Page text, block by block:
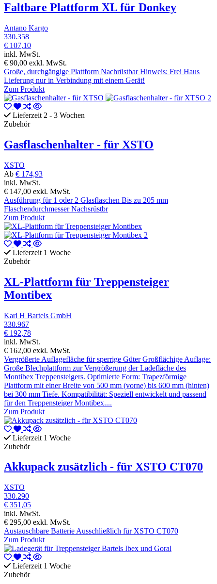
Faltbare Plattform XL für Donkey
Antano Kargo
330.358
€ 107,10
inkl. MwSt.
€ 90,00 exkl. MwSt.
Große, durchgängige Plattform Nachrüstbar Hinweis: Frei Haus
Lieferung nur in Verbindung mit einem Gerät!
Zum Produkt
Lieferzeit 2 - 3 Wochen
Zubehör
Gasflaschenhalter - für XSTO
XSTO
Ab € 174,93
inkl. MwSt.
€ 147,00 exkl. MwSt.
Ausführung für 1 oder 2 Glasflaschen Bis zu 205 mm
Flaschendurchmesser Nachsrüstbr
Zum Produkt
Lieferzeit 1 Woche
Zubehör
XL-Plattform für Treppensteiger
Montibex
Karl H Bartels GmbH
330.967
€ 192,78
inkl. MwSt.
€ 162,00 exkl. MwSt.
Vergrößerte Auflagefläche für sperrige Güter Großflächige Auflage:
Große Blechplattform zur Vergrößerung der Ladefläche des
Montibex Treppensteigers. Optimierte Form: Trapezförmige
Plattform mit einer Breite von 500 mm (vorne) bis 600 mm (hinten)
bei 300 mm Tiefe. Kompatibilität: Speziell entwickelt und passend
für den Treppensteiger Montibex....
Zum Produkt
Lieferzeit 1 Woche
Zubehör
Akkupack zusätzlich - für XSTO CT070
XSTO
330.290
€ 351,05
inkl. MwSt.
€ 295,00 exkl. MwSt.
Austauschbare Batterie Ausschließlich für XSTO CT070
Zum Produkt
Lieferzeit 1 Woche
Zubehör